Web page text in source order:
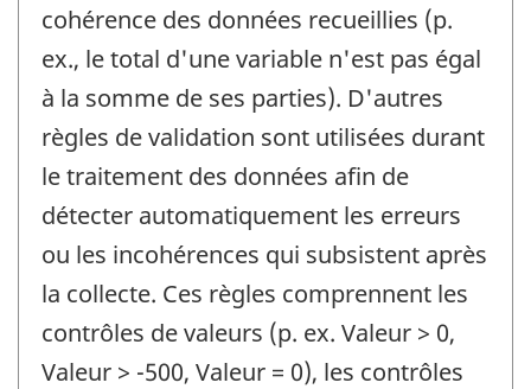
cohérence des données recueillies (p.
ex., le total d'une variable n'est pas égal
à la somme de ses parties). D'autres
règles de validation sont utilisées durant
le traitement des données afin de
détecter automatiquement les erreurs
ou les incohérences qui subsistent après
la collecte. Ces règles comprennent les
contrôles de valeurs (p. ex. Valeur > 0,
Valeur > -500, Valeur = 0), les contrôles